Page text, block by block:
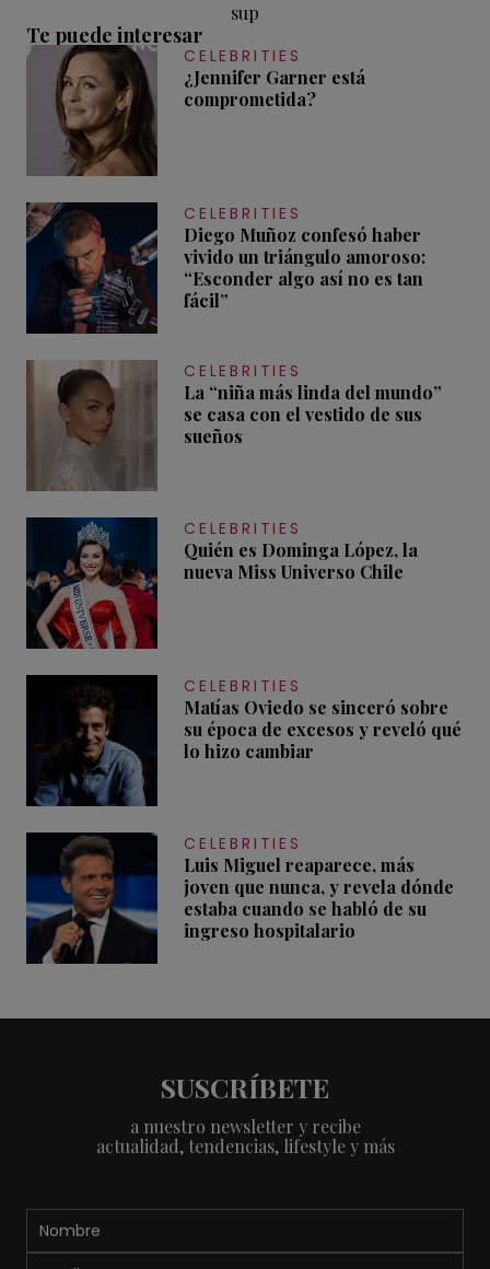
sup
Te puede interesar
CELEBRITIES
¿Jennifer Garner está
comprometida?
CELEBRITIES
Diego Muñoz confesó haber
vivido un triángulo amoroso:
“Esconder algo así no es tan
fácil”
CELEBRITIES
La “niña más linda del mundo”
se casa con el vestido de sus
sueños
CELEBRITIES
Quién es Dominga López, la
nueva Miss Universo Chile
CELEBRITIES
Matías Oviedo se sinceró sobre
su época de excesos y reveló qué
lo hizo cambiar
CELEBRITIES
Luis Miguel reaparece, más
joven que nunca, y revela dónde
estaba cuando se habló de su
ingreso hospitalario
SUSCRÍBETE
a nuestro newsletter y recibe
actualidad, tendencias, lifestyle y más